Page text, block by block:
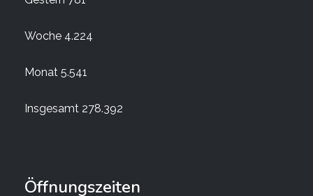
Woche
Monat
Insgesamt 278.392
Öffnungszeiten